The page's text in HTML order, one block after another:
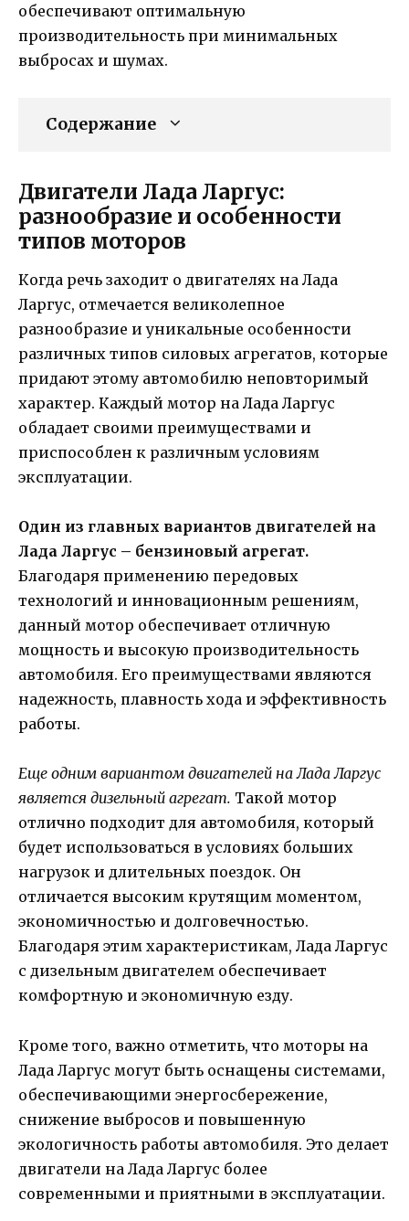
обеспечивают оптимальную
производительность при минимальных
выбросах и шумах.
Содержание
Двигатели Лада Ларгус:
разнообразие и особенности
типов моторов
Когда речь заходит о двигателях на Лада
Ларгус, отмечается великолепное
разнообразие и уникальные особенности
различных типов силовых агрегатов, которые
придают этому автомобилю неповторимый
характер. Каждый мотор на Лада Ларгус
обладает своими преимуществами и
приспособлен к различным условиям
эксплуатации.
Один из главных вариантов двигателей на
Лада Ларгус – бензиновый агрегат.
Благодаря применению передовых
технологий и инновационным решениям,
данный мотор обеспечивает отличную
мощность и высокую производительность
автомобиля. Его преимуществами являются
надежность, плавность хода и эффективность
работы.
Еще одним вариантом двигателей на Лада Ларгус
является дизельный агрегат. Такой мотор
отлично подходит для автомобиля, который
будет использоваться в условиях больших
нагрузок и длительных поездок. Он
отличается высоким крутящим моментом,
экономичностью и долговечностью.
Благодаря этим характеристикам, Лада Ларгус
с дизельным двигателем обеспечивает
комфортную и экономичную езду.
Кроме того, важно отметить, что моторы на
Лада Ларгус могут быть оснащены системами,
обеспечивающими энергосбережение,
снижение выбросов и повышенную
экологичность работы автомобиля. Это делает
двигатели на Лада Ларгус более
современными и приятными в эксплуатации.